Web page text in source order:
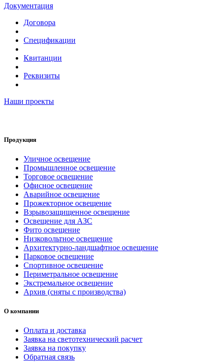
Документация
Договора
Спецификации
Квитанции
Реквизиты
Наши проекты
Продукция
Уличное освещение
Промышленное освещение
Торговое освещение
Офисное освещение
Аварийное освещение
Прожекторное освещение
Взрывозащищенное освещение
Освещение для АЗС
Фито освещение
Низковольтное освещение
Архитектурно-ландшафтное освещение
Парковое освещение
Спортивное освещение
Периметральное освещение
Экстремальное освещение
Архив (сняты с производства)
О компании
Оплата и доставка
Заявка на светотехнический расчет
Заявка на покупку
Обратная связь